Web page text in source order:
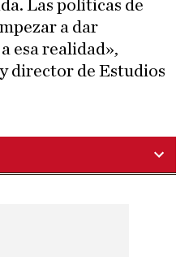
Las políticas de
a dar
esa realidad»,
director de Estudios